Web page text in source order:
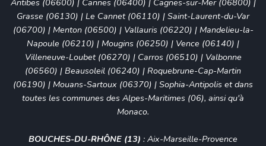
Antibes (06600) | Cannes (06400) | Cagnes-sur-Mer (06800) |
Grasse (06130) | Le Cannet (06110) | Saint-Laurent-du-Var
(06700) | Menton (06500) | Vallauris (06220) | Mandelieu-la-
Napoule (06210) | Mougins (06250) | Vence (06140) |
Villeneuve-Loubet (06270) | Carros (06510) | Valbonne
(06560) | Beausoleil (06240) | Roquebrune-Cap-Martin
(06190) | Mouans-Sartoux (06370) | Sophia-Antipolis et dans
toutes les communes des Alpes-Maritimes (06), ainsi qu'à
Monaco.
BOUCHES-DU-RHÔNE (13) : Aix-Marseille-Provence